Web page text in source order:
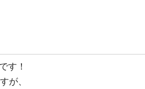
す！
が、